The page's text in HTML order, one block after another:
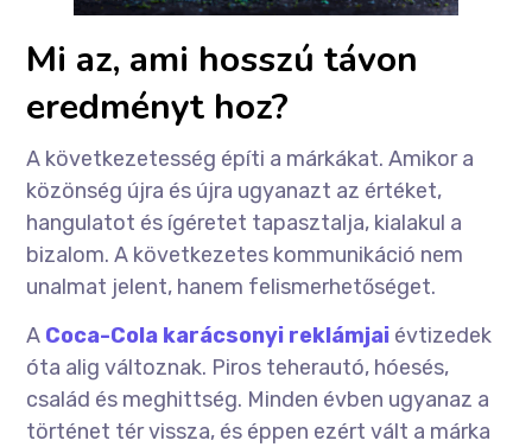
Mi az, ami hosszú távon
eredményt hoz?
A következetesség építi a márkákat. Amikor a
közönség újra és újra ugyanazt az értéket,
hangulatot és ígéretet tapasztalja, kialakul a
bizalom. A következetes kommunikáció nem
unalmat jelent, hanem felismerhetőséget.
A Coca-Cola karácsonyi reklámjai évtizedek
óta alig változnak. Piros teherautó, hóesés,
család és meghittség. Minden évben ugyanaz a
történet tér vissza, és éppen ezért vált a márka